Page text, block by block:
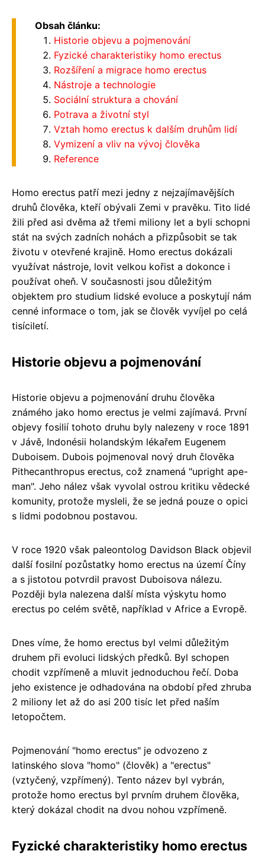
Obsah článku:
Historie objevu a pojmenování
Fyzické charakteristiky homo erectus
Rozšíření a migrace homo erectus
Nástroje a technologie
Sociální struktura a chování
Potrava a životní styl
Vztah homo erectus k dalším druhům lidí
Vymizení a vliv na vývoj člověka
Reference
Homo erectus patří mezi jedny z nejzajímavějších
druhů člověka, kteří obývali Zemi v pravěku. Tito lidé
žili před asi dvěma až třemi miliony let a byli schopni
stát na svých zadních nohách a přizpůsobit se tak
životu v otevřené krajině. Homo erectus dokázali
využívat nástroje, lovit velkou kořist a dokonce i
používat oheň. V současnosti jsou důležitým
objektem pro studium lidské evoluce a poskytují nám
cenné informace o tom, jak se člověk vyvíjel po celá
tisíciletí.
Historie objevu a pojmenování
Historie objevu a pojmenování druhu člověka
známého jako homo erectus je velmi zajímavá. První
objevy fosilií tohoto druhu byly nalezeny v roce 1891
v Jávě, Indonésii holandským lékařem Eugenem
Duboisem. Dubois pojmenoval nový druh člověka
Pithecanthropus erectus, což znamená "upright ape-
man". Jeho nález však vyvolal ostrou kritiku vědecké
komunity, protože mysleli, že se jedná pouze o opici
s lidmi podobnou postavou.
V roce 1920 však paleontolog Davidson Black objevil
další fosilní pozůstatky homo erectus na území Číny
a s jistotou potvrdil pravost Duboisova nálezu.
Později byla nalezena další místa výskytu homo
erectus po celém světě, například v Africe a Evropě.
Dnes víme, že homo erectus byl velmi důležitým
druhem při evoluci lidských předků. Byl schopen
chodit vzpřímeně a mluvit jednoduchou řečí. Doba
jeho existence je odhadována na období před zhruba
2 miliony let až do asi 200 tisíc let před naším
letopočtem.
Pojmenování "homo erectus" je odvozeno z
latinského slova "homo" (člověk) a "erectus"
(vztyčený, vzpřímený). Tento název byl vybrán,
protože homo erectus byl prvním druhem člověka,
který dokázal chodit na dvou nohou vzpřímeně.
Fyzické charakteristiky homo erectus